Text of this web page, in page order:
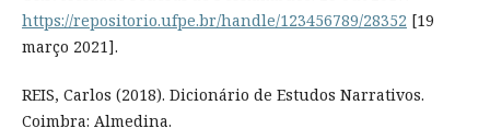
https://repositorio.ufpe.br/handle/123456789/28352 [19
março 2021].
REIS, Carlos (2018). Dicionário de Estudos Narrativos.
Coimbra: Almedina.